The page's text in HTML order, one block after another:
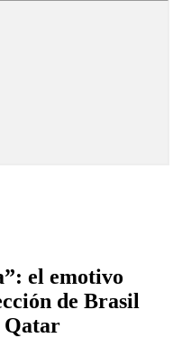
el emotivo
de Brasil
Qatar